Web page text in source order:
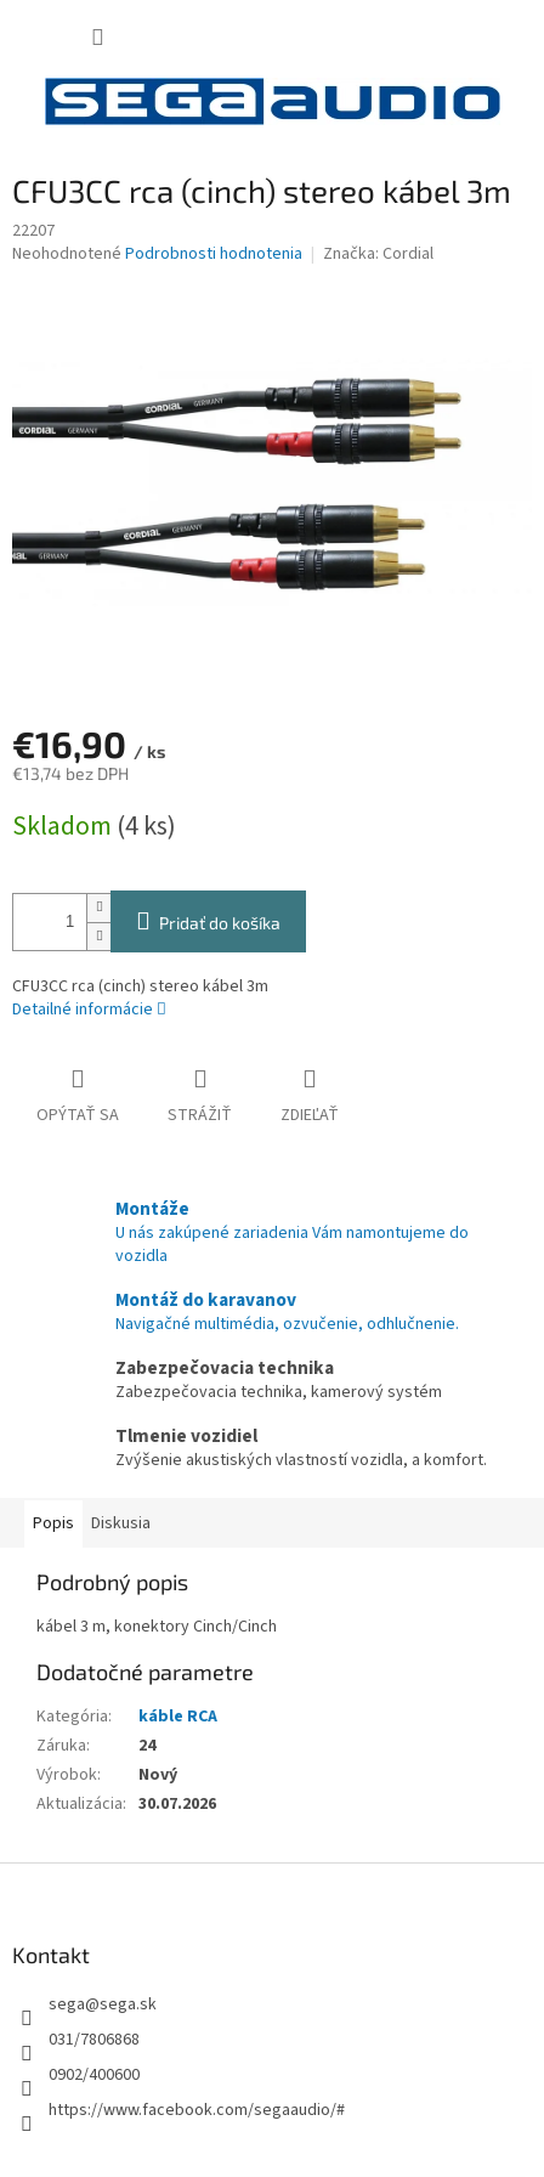
CFU3CC rca (cinch) stereo kábel 3m
22207
Priemerné
hviezdičiek.
Neohodnotené Podrobnosti hodnotenia Značka: Cordial
€16,90 / ks
€13,74 bez DPH
cena:
Skladom (4 ks)
Pridať do košíka
CFU3CC rca (cinch) stereo kábel 3m
Detailné informácie
OPÝTAŤ SA STRÁŽIŤ ZDIEĽAŤ
Montáže
U nás zakúpené zariadenia Vám namontujeme do
vozidla
Montáž do karavanov
Navigačné multimédia, ozvučenie, odhlučnenie.
Zabezpečovacia technika
Zabezpečovacia technika, kamerový systém
Tlmenie vozidiel
Zvýšenie akustiských vlastností vozidla, a komfort.
Popis Diskusia
Podrobný popis
kábel 3 m, konektory Cinch/Cinch
Dodatočné parametre
Kategória:
káble RCA
Záruka:
24
Výrobok:
Nový
Aktualizácia: 30.07.2026
Kontakt
sega@sega.sk
031/7806868
0902/400600
https://www.facebook.com/segaaudio/#